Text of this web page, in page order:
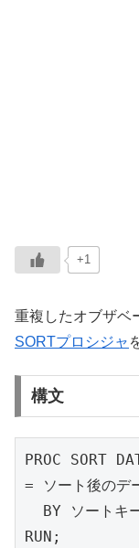
+1
重複したオブザベ
SORTプロシジャ
構文
PROC SORT
= ソート後のデ
RUN;